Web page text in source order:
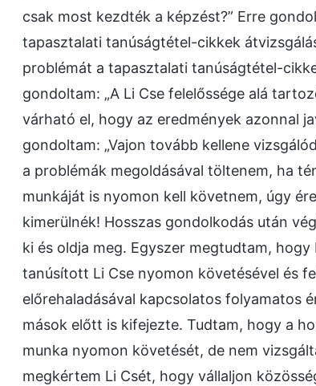
csak most kezdték a képzést?” Erre
tapasztalati tanúságtétel-cikkek
problémát a tapasztalati tanúságtétel-
gondoltam: „A Li Cse felelőssége alá
várható el, hogy az eredmények azonnal
gondoltam: „Vajon tovább kellene
a problémák megoldásával töltenem, ha
munkáját is nyomon kell követnem, úgy
kimerülnék! Hosszas gondolkodás után
ki és oldja meg. Egyszer megtudtam,
tanúsított Li Cse nyomon követésével és
előrehaladásával kapcsolatos folyamatos
mások előtt is kifejezte. Tudtam, hogy a
munka nyomon követését, de nem
megkértem Li Csét, hogy vállaljon